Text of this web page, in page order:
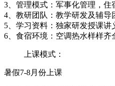
3、管理模式：军事化管理，住
4、教研团队：教学研发及辅导
5、学习资料：独家研发授课
6、食宿环境：空调热水样样
上课模式：
暑假7-8月份上课